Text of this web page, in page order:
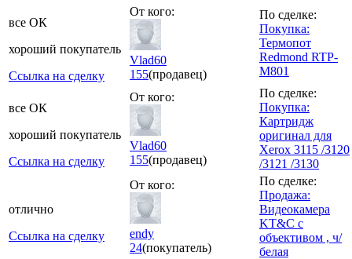
все ОК
хороший покупатель
Ссылка на сделку
От кого:
Vlad60
155(продавец)
По сделке:
Покупка:
Термопот
Redmond RTP-
M801
все ОК
хороший покупатель
Ссылка на сделку
От кого:
Vlad60
155(продавец)
По сделке:
Покупка:
Картридж
оригинал для
Xerox 3115 /3120
/3121 /3130
отлично
Ссылка на сделку
От кого:
endy
24(покупатель)
По сделке:
Продажа:
Видеокамера
KT&C с
объективом , ч/
белая